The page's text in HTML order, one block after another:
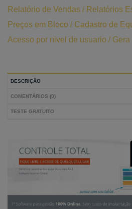
Relatório de Vendas / Relatórios
Preços em Bloco / Cadastro de
Acesso por nivel de usuario / Gera
DESCRIÇÃO
COMENTÁRIOS (0)
TESTE GRATUITO